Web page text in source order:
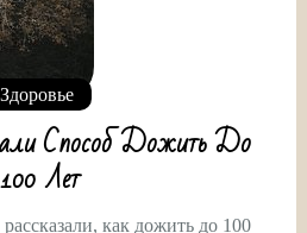
Здоровье
Способ Дожить До
100 Лет
как дожить до 100